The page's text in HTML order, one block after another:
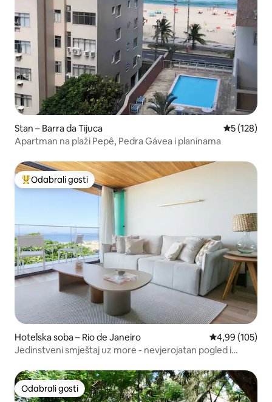
Stan – Barra da Tijuca Prosječna
5 (128)
Apartman na plaži Pepê, Pedra Gávea i planinama
Među najviše rangiranima s oznakom „Odabrali gosti”
Odabrali gosti
Hotelska soba – Rio de Janeiro Prosječna
4,99 (105)
Jedinstveni smještaj uz more - nevjerojatan pogled i
Odabrali gosti
Odabrali gosti